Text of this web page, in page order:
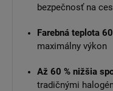
bezpečnosť na
Farebná teplota
maximálny výkon
Až 60 % nižšia
tradičnými